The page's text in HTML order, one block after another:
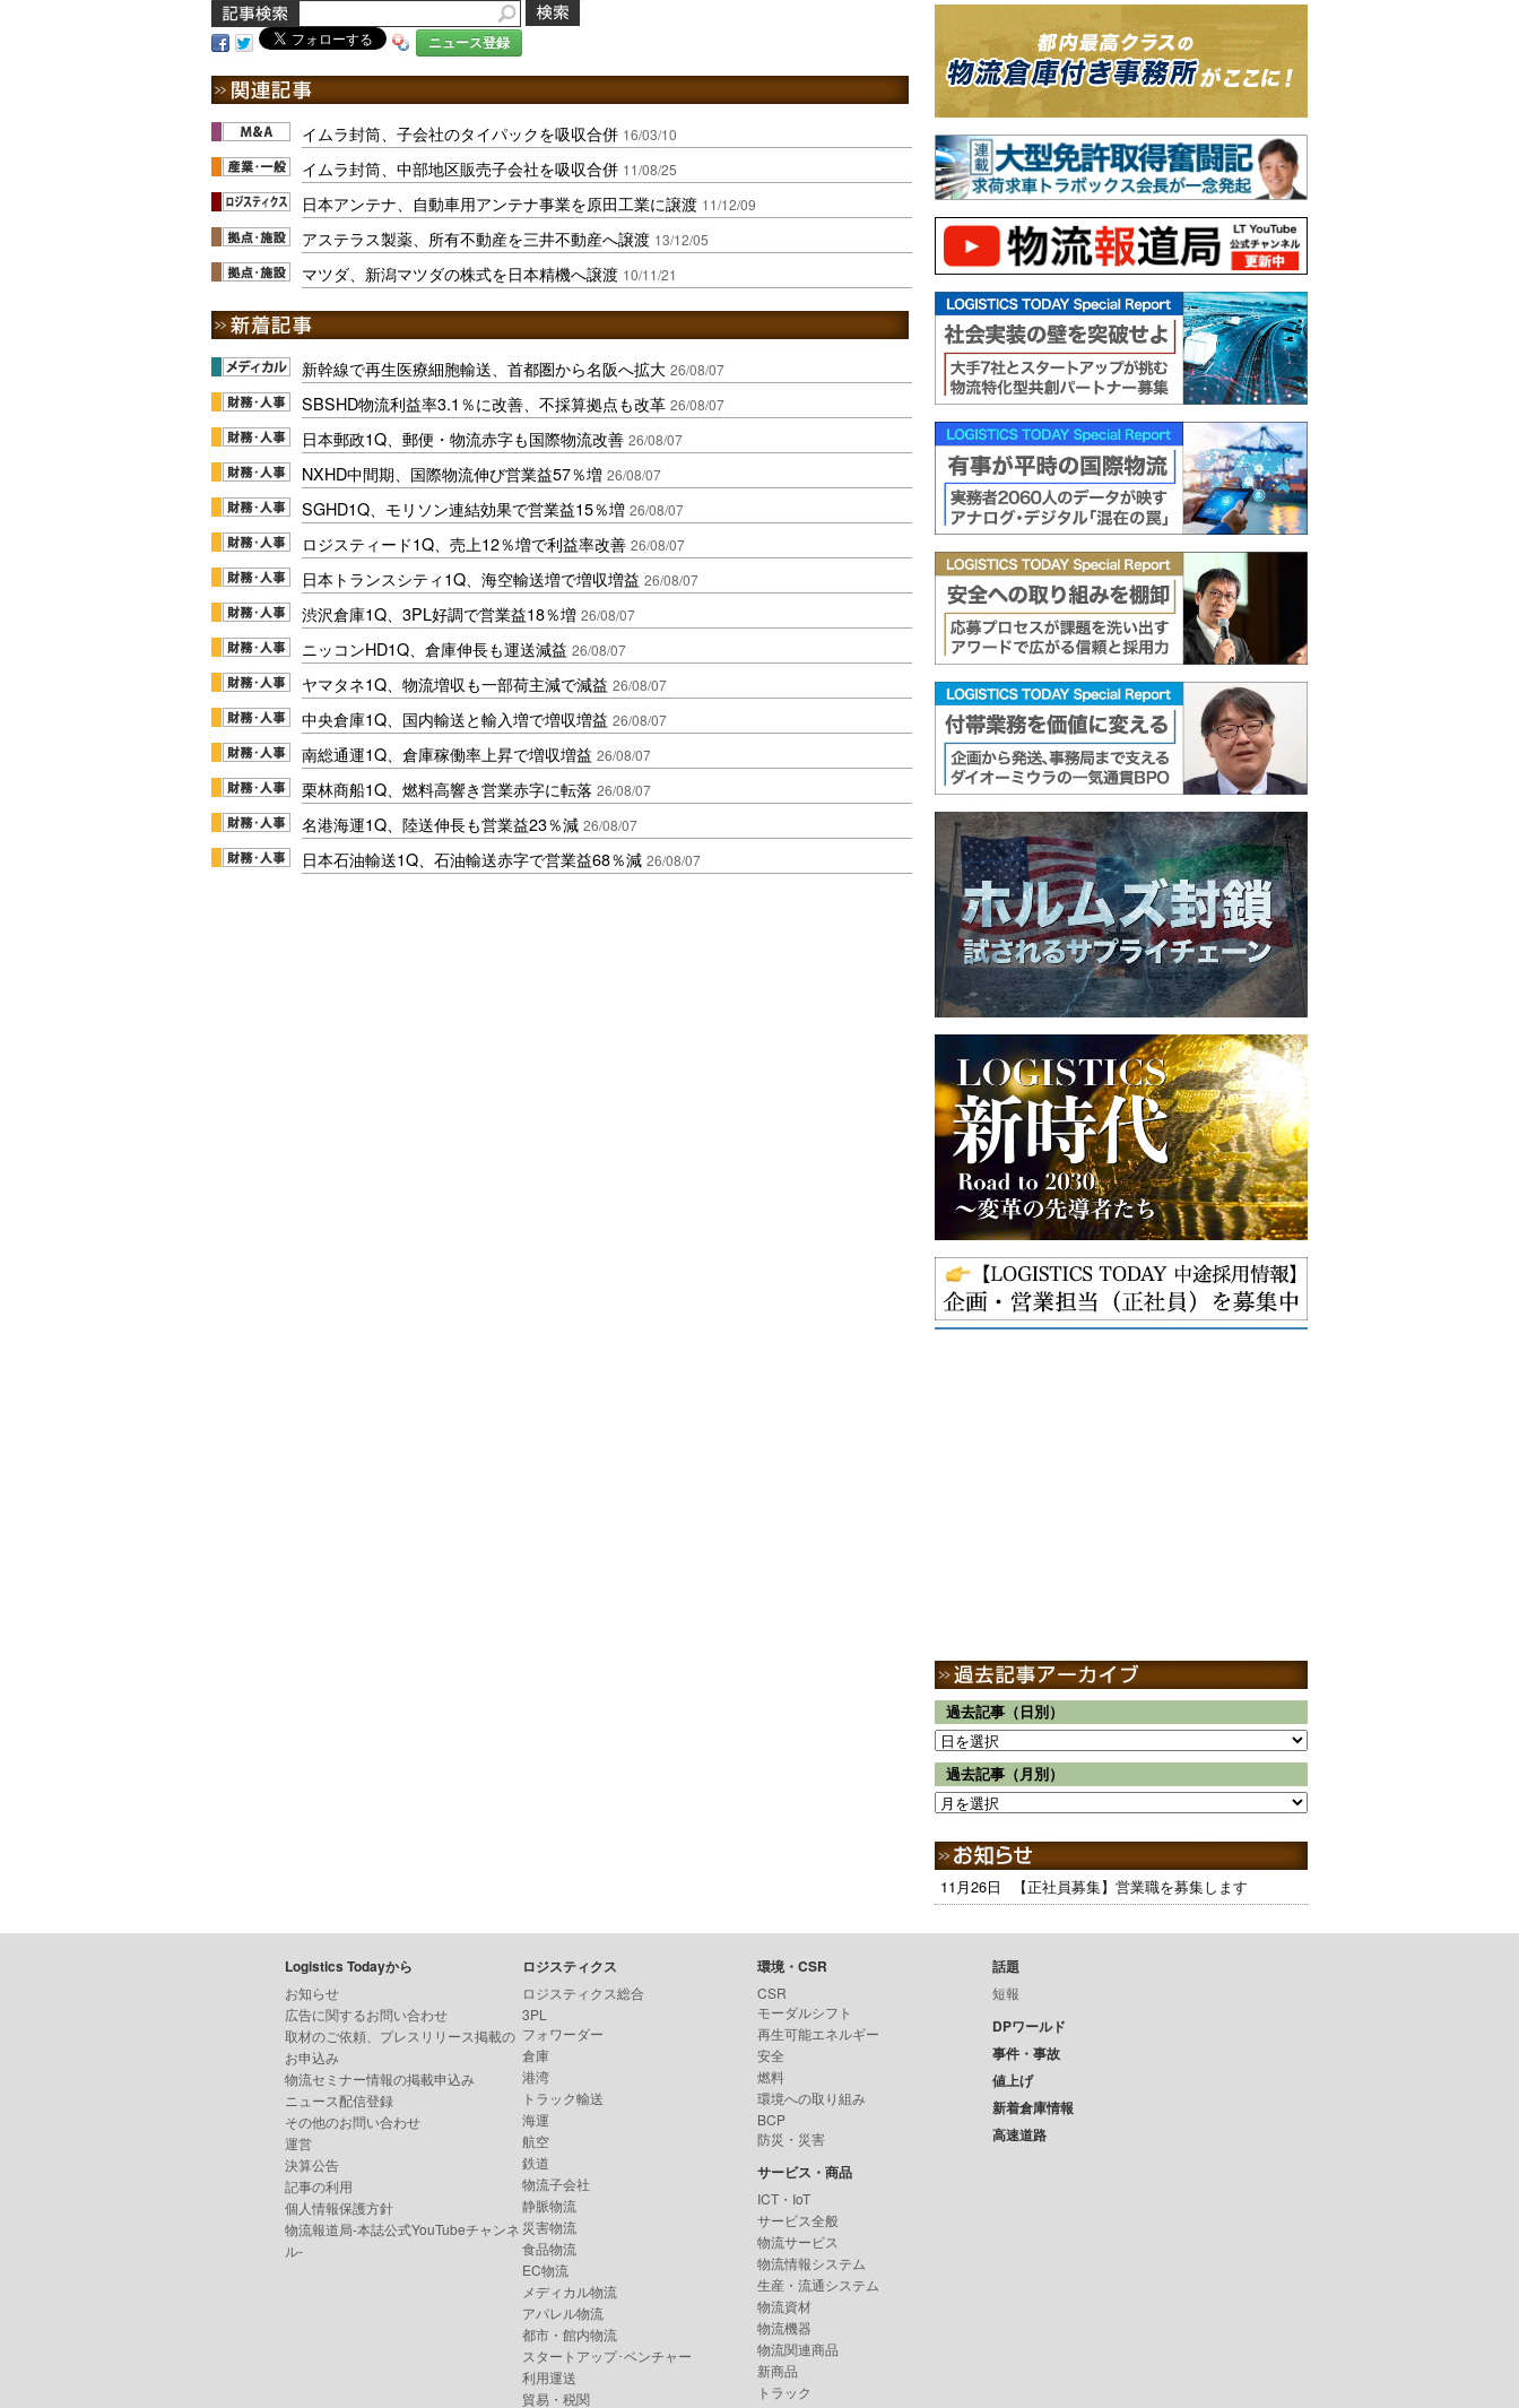
ニュース登録
イムラ封筒、子会社のタイパックを吸収合併 16/03/10
イムラ封筒、中部地区販売子会社を吸収合併 11/08/25
日本アンテナ、自動車用アンテナ事業を原田工業に譲渡 11/12/09
アステラス製薬、所有不動産を三井不動産へ譲渡 13/12/05
マツダ、新潟マツダの株式を日本精機へ譲渡 10/11/21
新幹線で再生医療細胞輸送、首都圏から名阪へ拡大 26/08/07
SBSHD物流利益率3.1％に改善、不採算拠点も改革 26/08/07
日本郵政1Q、郵便・物流赤字も国際物流改善 26/08/07
NXHD中間期、国際物流伸び営業益57％増 26/08/07
SGHD1Q、モリソン連結効果で営業益15％増 26/08/07
ロジスティード1Q、売上12％増で利益率改善 26/08/07
日本トランスシティ1Q、海空輸送増で増収増益 26/08/07
渋沢倉庫1Q、3PL好調で営業益18％増 26/08/07
ニッコンHD1Q、倉庫伸長も運送減益 26/08/07
ヤマタネ1Q、物流増収も一部荷主減で減益 26/08/07
中央倉庫1Q、国内輸送と輸入増で増収増益 26/08/07
南総通運1Q、倉庫稼働率上昇で増収増益 26/08/07
栗林商船1Q、燃料高響き営業赤字に転落 26/08/07
名港海運1Q、陸送伸長も営業益23％減 26/08/07
日本石油輸送1Q、石油輸送赤字で営業益68％減 26/08/07
過去記事（日別）
過去記事（月別）
11月26日 【正社員募集】営業職を募集します
Logistics Todayから
お知らせ
広告に関するお問い合わせ
取材のご依頼、プレスリリース掲載の
お申込み
物流セミナー情報の掲載申込み
ニュース配信登録
その他のお問い合わせ
運営
決算公告
記事の利用
個人情報保護方針
物流報道局-本誌公式YouTubeチャンネ
ル-
ロジスティクス
ロジスティクス総合
3PL
フォワーダー
倉庫
港湾
トラック輸送
海運
航空
鉄道
物流子会社
静脈物流
災害物流
食品物流
EC物流
メディカル物流
アパレル物流
都市・館内物流
スタートアップ･ベンチャー
利用運送
貿易・税関
環境・CSR
CSR
モーダルシフト
再生可能エネルギー
安全
燃料
環境への取り組み
BCP
防災・災害
サービス・商品
ICT・IoT
サービス全般
物流サービス
物流情報システム
生産・流通システム
物流資材
物流機器
物流関連商品
新商品
トラック
話題
短報
DPワールド
事件・事故
値上げ
新着倉庫情報
高速道路